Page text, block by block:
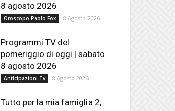
8 agosto 2026
Oroscopo Paolo Fox 8 Agosto 2026
Programmi TV del
pomeriggio di oggi | sabato
8 agosto 2026
Anticipazioni Tv 8 Agosto 2026
Tutto per la mia famiglia 2,